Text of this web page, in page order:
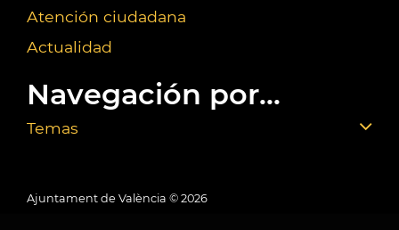
Atención ciudadana
Actualidad
Navegación por...
Temas
Ajuntament de València © 2026